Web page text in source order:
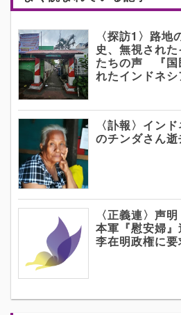
〈探訪1〉路
史、無視され
たちの声 『国
れたインドネ
〈訃報〉イン
のチンダさん逝
〈正義連〉声
本軍『慰安婦』
李在明政権に要